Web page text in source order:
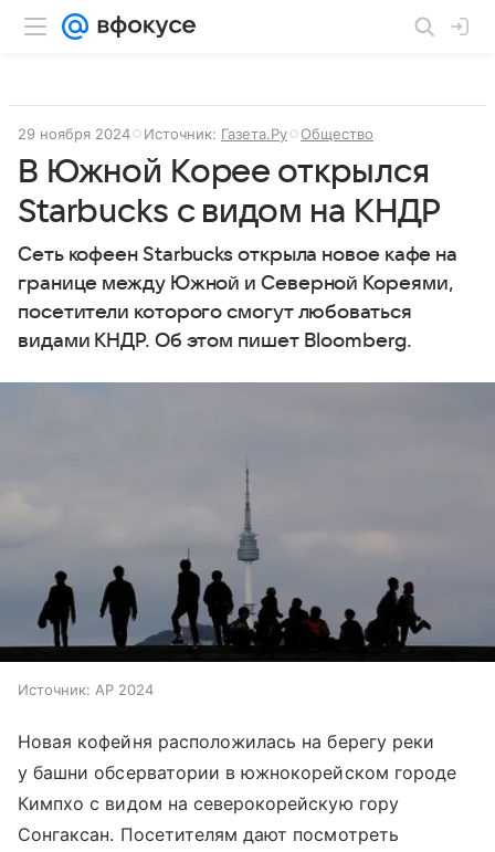
29 ноября 2024 Источник: Газета.Ру Общество
В Южной Корее открылся
Starbucks с видом на КНДР
Сеть кофеен Starbucks открыла новое кафе на
границе между Южной и Северной Кореями,
посетители которого смогут любоваться
видами КНДР. Об этом пишет Bloomberg.
Источник: AP 2024
Новая кофейня расположилась на берегу реки
у башни обсерватории в южнокорейском городе
Кимпхо с видом на северокорейскую гору
Сонгаксан. Посетителям дают посмотреть